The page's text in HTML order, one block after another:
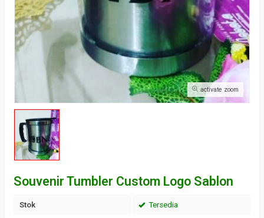
activate zoom
Souvenir Tumbler Custom Logo Sablon
Stok Tersedia